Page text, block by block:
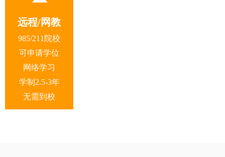
远程/网教
985/211院校
可申请学位
网络学习
学制2.5-3年
无需到校